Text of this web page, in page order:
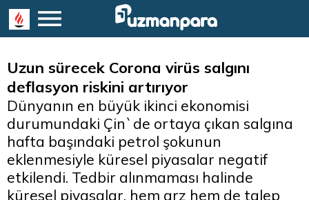
Uzun sürecek Corona virüs salgını
deflasyon riskini artırıyor
Dünyanın en büyük ikinci ekonomisi
durumundaki Çin`de ortaya çıkan salgına
hafta başındaki petrol şokunun
eklenmesiyle küresel piyasalar negatif
etkilendi. Tedbir alınmaması halinde
küresel piyasalar, hem arz hem de talep